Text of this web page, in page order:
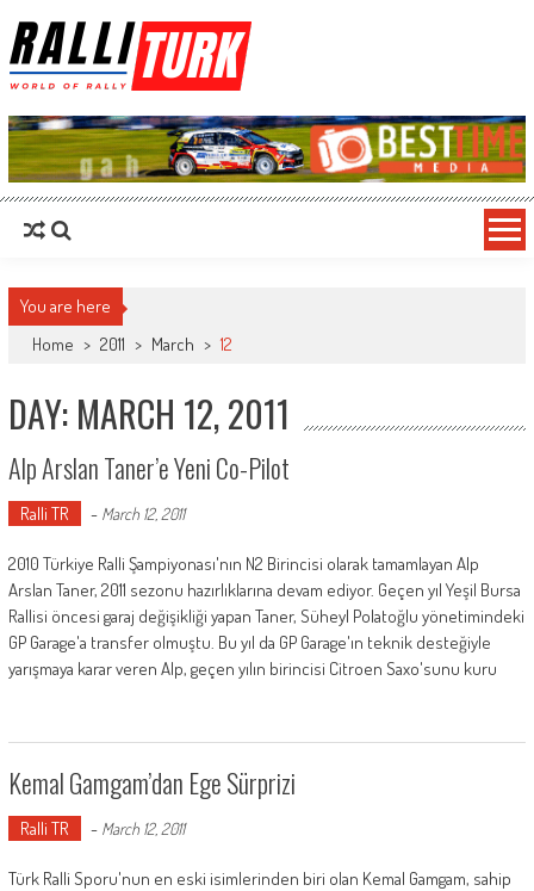
RalliTurk
You are here
Home > 2011 > March > 12
DAY: MARCH 12, 2011
Alp Arslan Taner’e Yeni Co-Pilot
Ralli TR - March 12, 2011
2010 Türkiye Ralli Şampiyonası'nın N2 Birincisi olarak tamamlayan Alp
Arslan Taner, 2011 sezonu hazırlıklarına devam ediyor. Geçen yıl Yeşil Bursa
Rallisi öncesi garaj değişikliği yapan Taner, Süheyl Polatoğlu yönetimindeki
GP Garage'a transfer olmuştu. Bu yıl da GP Garage'ın teknik desteğiyle
yarışmaya karar veren Alp, geçen yılın birincisi Citroen Saxo'sunu kuru
Kemal Gamgam’dan Ege Sürprizi
Ralli TR - March 12, 2011
Türk Ralli Sporu'nun en eski isimlerinden biri olan Kemal Gamgam, sahip